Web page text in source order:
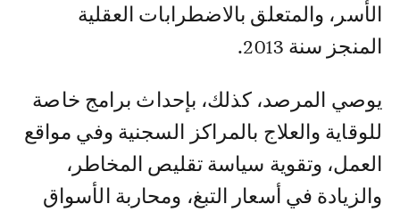
الأسر، والمتعلق بالاضطرابات العقلية
المنجز سنة 2013.
يوصي المرصد، كذلك، بإحداث برامج خاصة
للوقاية والعلاج بالمراكز السجنية وفي مواقع
العمل، وتقوية سياسة تقليص المخاطر،
والزيادة في أسعار التبغ، ومحاربة الأسواق